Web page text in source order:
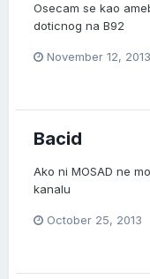
Osecam se kao
doticnog na B92
November 12, 2013
Bacid
Ako ni MOSAD ne
kanalu
October 25, 2013